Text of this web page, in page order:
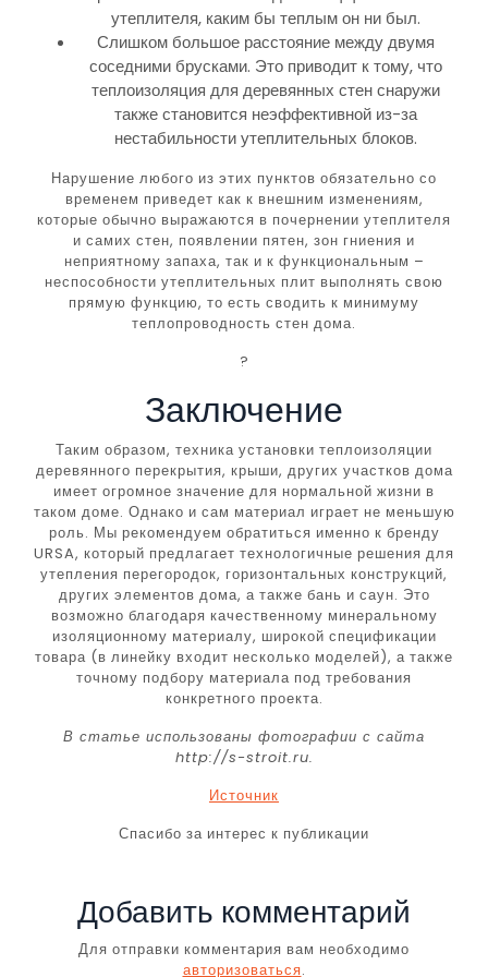
утеплителя, каким бы теплым он ни был.
Слишком большое расстояние между двумя
соседними брусками. Это приводит к тому, что
теплоизоляция для деревянных стен снаружи
также становится неэффективной из-за
нестабильности утеплительных блоков.
Нарушение любого из этих пунктов обязательно со
временем приведет как к внешним изменениям,
которые обычно выражаются в почернении утеплителя
и самих стен, появлении пятен, зон гниения и
неприятному запаха, так и к функциональным –
неспособности утеплительных плит выполнять свою
прямую функцию, то есть сводить к минимуму
теплопроводность стен дома.
?
Заключение
Таким образом, техника установки теплоизоляции
деревянного перекрытия, крыши, других участков дома
имеет огромное значение для нормальной жизни в
таком доме. Однако и сам материал играет не меньшую
роль. Мы рекомендуем обратиться именно к бренду
URSA, который предлагает технологичные решения для
утепления перегородок, горизонтальных конструкций,
других элементов дома, а также бань и саун. Это
возможно благодаря качественному минеральному
изоляционному материалу, широкой спецификации
товара (в линейку входит несколько моделей), а также
точному подбору материала под требования
конкретного проекта.
В статье использованы фотографии с сайта
http://s-stroit.ru.
Источник
Спасибо за интерес к публикации
Добавить комментарий
Для отправки комментария вам необходимо
авторизоваться.